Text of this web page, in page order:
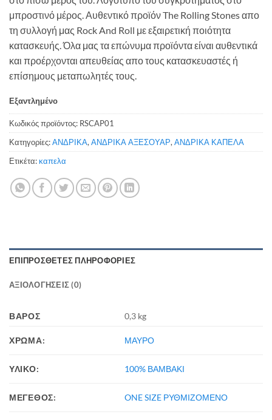
μπροστινό μέρος. Αυθεντικό προϊόν The Rolling Stones απο
τη συλλογή μας Rock And Roll με εξαιρετική ποιότητα
κατασκευής. Όλα μας τα επώνυμα προϊόντα είναι αυθεντικά
και προέρχονται απευθείας απο τους κατασκευαστές ή
επίσημους μεταπωλητές τους.
Εξαντλημένο
Κωδικός προϊόντος: RSCAP01
Κατηγορίες:ΑΝΔΡΙΚΑ, ΑΝΔΡΙΚΑ ΑΞΕΣΟΥΑΡ, ΑΝΔΡΙΚΑ ΚΑΠΕΛΑ
Ετικέτα:καπελα
ΕΠΙΠΡΌΣΘΕΤΕΣ ΠΛΗΡΟΦΟΡΊΕΣ
ΑΞΙΟΛΟΓΉΣΕΙΣ (0)
ΒΆΡΟΣ 0,3 kg
ΧΡΩΜΑ: ΜΑΥΡΟ
ΥΛΙΚΟ: 100% ΒΑΜΒΑΚΙ
ΜΕΓΕΘΟΣ: ONE SIZE ΡΥΘΜΙΖΟΜΕΝΟ